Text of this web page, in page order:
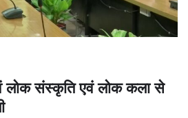
लोक संस्कृति एवं लोक कला से